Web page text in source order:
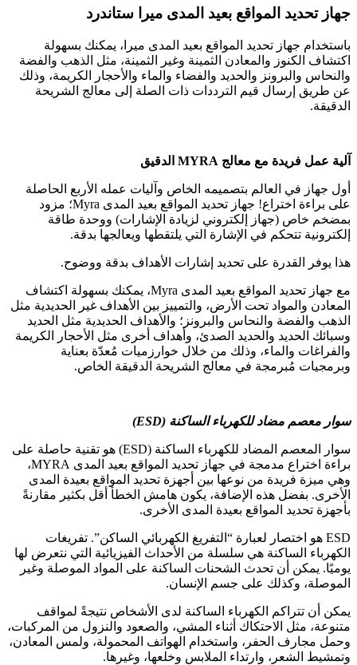
جهاز تحديد المواقع بعيد المدى ميرا ستاندرد
باستخدام جهاز تحديد المواقع بعيد المدى ميرا، يمكنك بسهولة
اكتشاف الكنوز والمعادن الثمينة وغير الثمينة، مثل الذهب والفضة
والنحاس والبرونز والحديد والفضاء والماء والأحجار الكريمة، وذلك
عن طريق إرسال قيم الترددات ذات الصلة إلى معالج الشريحة
الدقيقة.
آلية عمل فريدة مع معالج MYRA الدقيق
أول جهاز في العالم بتصميمه الخاص وآليات عمله الأربع الحاصلة
على براءة اختراع! جهاز تحديد المواقع بعيد المدى Myra؛ مزود
بمضخم خاص (جهاز إلكتروني لزيادة الإشارات) ووحدة طاقة
إلكترونية تتحكم في الإشارة التي يلتقطها ويعالجها بدقة.
هذا يوفر القدرة على تحديد إشارات الأهداف بدقة ووضوح.
مع جهاز تحديد المواقع بعيد المدى Myra، يمكنك بسهولة اكتشاف
المعادن والمواد تحت الأرض، والتمييز بين الأهداف غير الحديدية مثل
الذهب والفضة والنحاس والبرونز؛ والأهداف الحديدية مثل الحديد
وسبائك الحديد والحديد الصدئ، وأهداف أخرى مثل الأحجار الكريمة
والفراغات والماء، وذلك من خلال خوارزميات مُعدّة بعناية
وبرمجيات مُبرمجة في معالج الشريحة الدقيقة الخاص.
سوار معصم مضاد للكهرباء الساكنة (ESD)
سوار المعصم المضاد للكهرباء الساكنة (ESD) هو تقنية حاصلة على
براءة اختراع مدمجة في جهاز تحديد المواقع بعيد المدى MYRA،
وهي ميزة فريدة من نوعها بين أجهزة تحديد المواقع بعيدة المدى
الأخرى. بفضل هذه الإضافة، يكون هامش الخطأ أقل بكثير مقارنةً
بأجهزة تحديد المواقع بعيدة المدى الأخرى.
ESD هو اختصار لعبارة “التفريغ الكهربائي الساكن”. تفريغات
الكهرباء الساكنة هي سلسلة من الأحداث الفيزيائية التي نتعرض لها
يوميًا. يمكن أن تحدث الشحنات الساكنة على المواد الموصلة وغير
الموصلة، وكذلك على جسم الإنسان.
يمكن أن تتراكم الكهرباء الساكنة لدى الأشخاص نتيجةً لمواقف
متنوعة، مثل الاحتكاك أثناء المشي، والصعود والنزول من المركبات،
وحمل مجارف الحفر، واستخدام الهواتف المحمولة، ولمس المعادن،
وتمشيط الشعر، وارتداء الملابس وخلعها، وغيرها.